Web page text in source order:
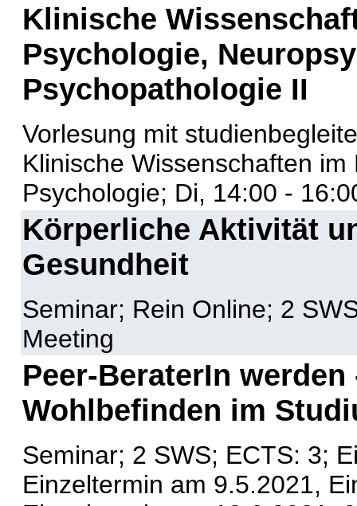
Klinische
Psychologie,
Psychopathologie II
Vorlesung mit
Klinische Wissenschaften
Psychologie; Di, 14:00 -
Körperliche Aktivität
Gesundheit
Seminar; Rein Online; 2
Meeting
Peer-BeraterIn
Wohlbefinden im
Seminar; 2 SWS; ECTS: 3;
Einzeltermin am 9.5.2021,